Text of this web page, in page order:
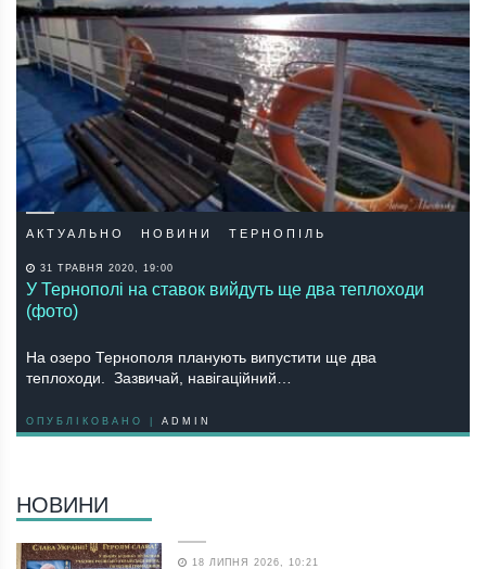
АКТУАЛЬНО НОВИНИ ТЕРНОПІЛЬ
31 ТРАВНЯ 2020, 19:00
У Тернополі на ставок вийдуть ще два теплоходи
(фото)
На озеро Тернополя планують випустити ще два
теплоходи. Зазвичай, навігаційний…
ОПУБЛІКОВАНО | ADMIN
НОВИНИ
18 ЛИПНЯ 2026, 10:21